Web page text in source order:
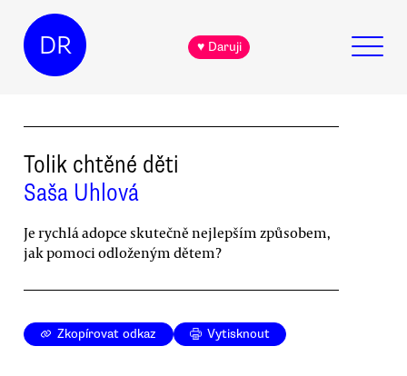
DR ♥ Daruji
Tolik chtěné děti
Saša Uhlová
Je rychlá adopce skutečně nejlepším způsobem,
jak pomoci odloženým dětem?
Zkopírovat odkaz Vytisknout